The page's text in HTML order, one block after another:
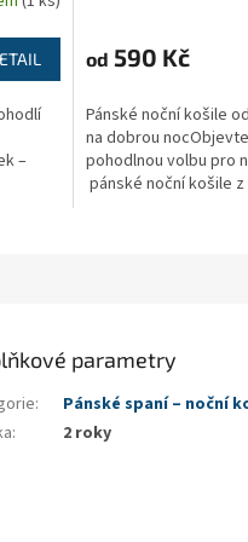
–
od 590 Kč
Pánské noční košile
na dobrou
pohodlnou volbu pro
pánské noční košile
parametry
:
Pánské spaní – noční
: 2 roky